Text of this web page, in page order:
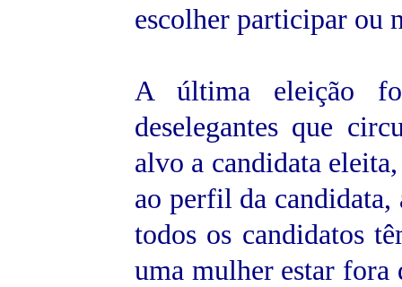
escolher participar ou
A última eleição
deselegantes que
alvo a candidata
ao perfil da candidata,
todos os candidatos
uma mulher estar fora